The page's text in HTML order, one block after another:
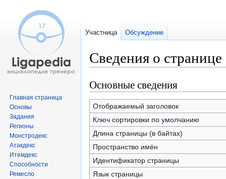
Сведения о
Перейти
к
навигации
Перейти
к
поиску
Основные сведения
Отображаемый заголовок
Ключ сортировки по умолчанию
Длина страницы (в байтах)
Пространство имён
Идентификатор страницы
Язык страницы
Участница Обсуждение
Главная страница
Основы
Задания
Регионы
Монстродекс
Атакдекс
Итемдекс
Способности
Ремесло